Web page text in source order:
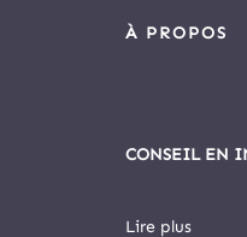
À PROPOS
CONSEIL EN
Lire plus